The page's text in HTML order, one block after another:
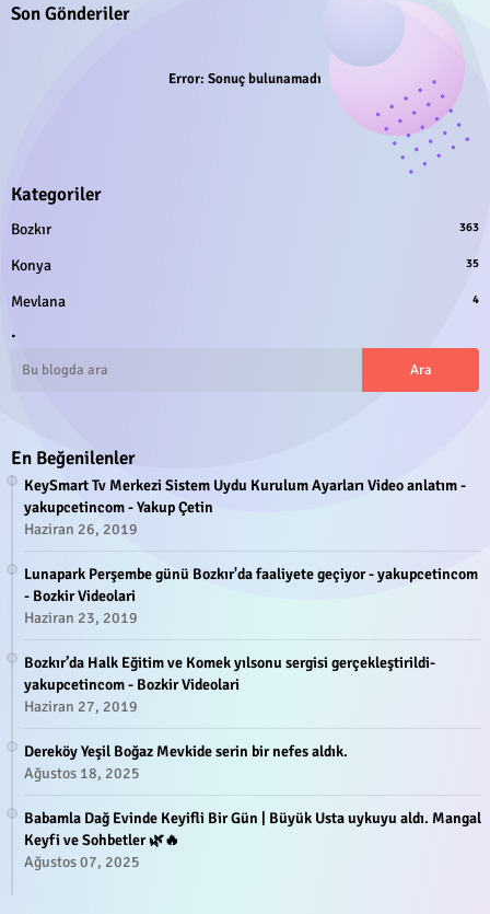
Son Gönderiler
Error: Sonuç bulunamadı
Kategoriler
Bozkır 363
Konya 35
Mevlana 4
.
En Beğenilenler
KeySmart Tv Merkezi Sistem Uydu Kurulum Ayarları Video anlatım -
yakupcetincom - Yakup Çetin
Haziran 26, 2019
Lunapark Perşembe günü Bozkır'da faaliyete geçiyor - yakupcetincom
- Bozkir Videolari
Haziran 23, 2019
Bozkır’da Halk Eğitim ve Komek yılsonu sergisi gerçekleştirildi-
yakupcetincom - Bozkir Videolari
Haziran 27, 2019
Dereköy Yeşil Boğaz Mevkide serin bir nefes aldık.
Ağustos 18, 2025
Babamla Dağ Evinde Keyifli Bir Gün | Büyük Usta uykuyu aldı. Mangal
Keyfi ve Sohbetler 🌿🔥
Ağustos 07, 2025